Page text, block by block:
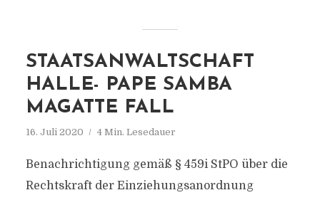
STAATSANWALTSCHAFT
HALLE- PAPE SAMBA
MAGATTE FALL
16. Juli 2020 4 Min. Lesedauer
Benachrichtigung gemäß § 459i StPO über die
Rechtskraft der Einziehungsanordnung